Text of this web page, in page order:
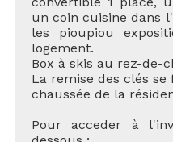
un coin cuisine dans
les pioupiou
logement.
Box à skis au rez-de-
La remise des clés
chaussée de la
Pour acceder à